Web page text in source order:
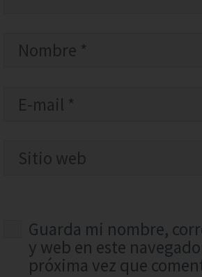
Guarda mi nombre,
y web en este
próxima vez que